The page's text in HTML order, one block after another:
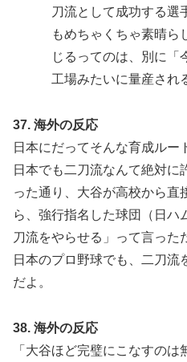
刀流として成功する選
もめちゃくちゃ素晴ら
じるってのは、別に「
工場みたいに量産され
37. 海外の反応
日本にだってそんな育成ルー
日本でも二刀流なんて絶対
った通り、大谷が高校から直
ら、強行指名した球団（日ハ
刀流をやらせる」って言った
日本のプロ野球でも、二刀流
だよ。
38. 海外の反応
「大谷ほど完璧にこなすの